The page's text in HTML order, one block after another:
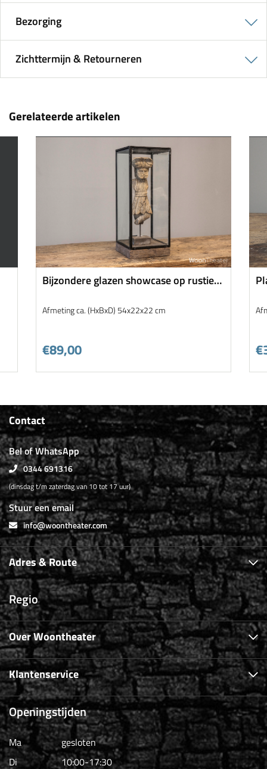
Bezorging
Zichttermijn & Retourneren
Gerelateerde artikelen
Bijzondere glazen showcase op rustiek
Afmeting ca. (HxBxD) 54x22x22 cm
€89,00
Contact
Bel of WhatsApp
0344 691316
(dinsdag t/m zaterdag van 10 tot 17 uur)
Stuur een email
info@woontheater.com
Adres & Route
Regio
Over Woontheater
Klantenservice
Openingstijden
Ma
gesloten
Di
10:00-17:30